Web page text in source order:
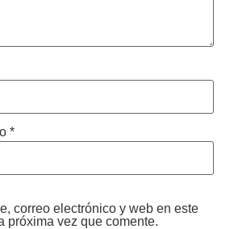
*
correo electrónico y web en este
próxima vez que comente.